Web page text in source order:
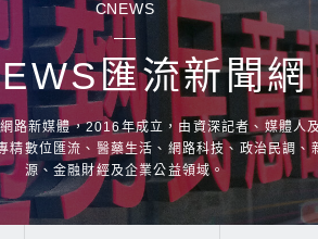
CNEWS
匯流新聞網
路新媒體，2016年成立，由資深記者、媒體人
精數位匯流、醫藥生活、網路科技、政治民調、
源、金融財經及企業公益領域。